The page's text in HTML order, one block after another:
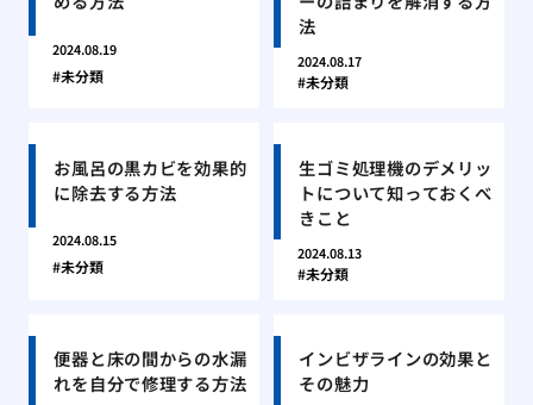
2024.08.19
未分類
法
2024.08.17
未分類
お風呂の黒カビを効果的
に除去する方法
2024.08.15
未分類
生ゴミ処理機のデメリッ
トについて知っておくべ
きこと
2024.08.13
未分類
便器と床の間からの水漏
れを自分で修理する方法
インビザラインの効果と
その魅力